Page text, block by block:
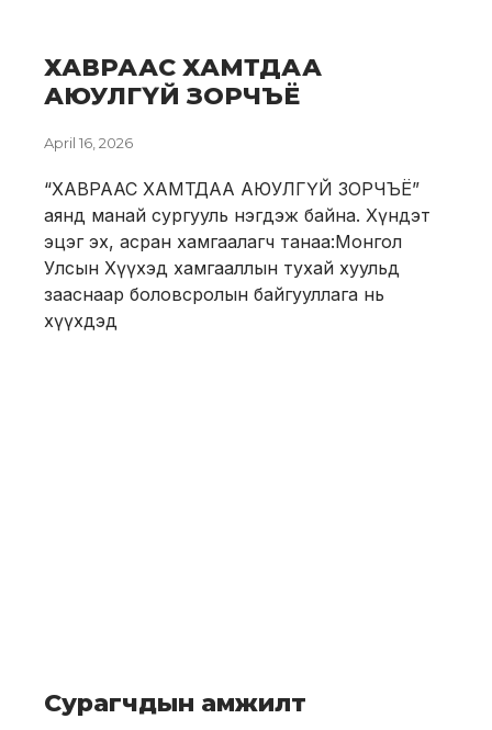
ХАВРААС ХАМТДАА
АЮУЛГҮЙ ЗОРЧЪЁ
April 16, 2026
“ХАВРААС ХАМТДАА АЮУЛГҮЙ ЗОРЧЪЁ”
аянд манай сургууль нэгдэж байна. Хүндэт
эцэг эх, асран хамгаалагч танаа:Монгол
Улсын Хүүхэд хамгааллын тухай хуульд
зааснаар боловсролын байгууллага нь
хүүхдэд
Сурагчдын амжилт